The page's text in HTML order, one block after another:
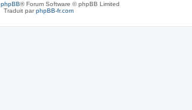
phpBB® Forum Software © phpBB Limited
Traduit parphpBB-fr.com